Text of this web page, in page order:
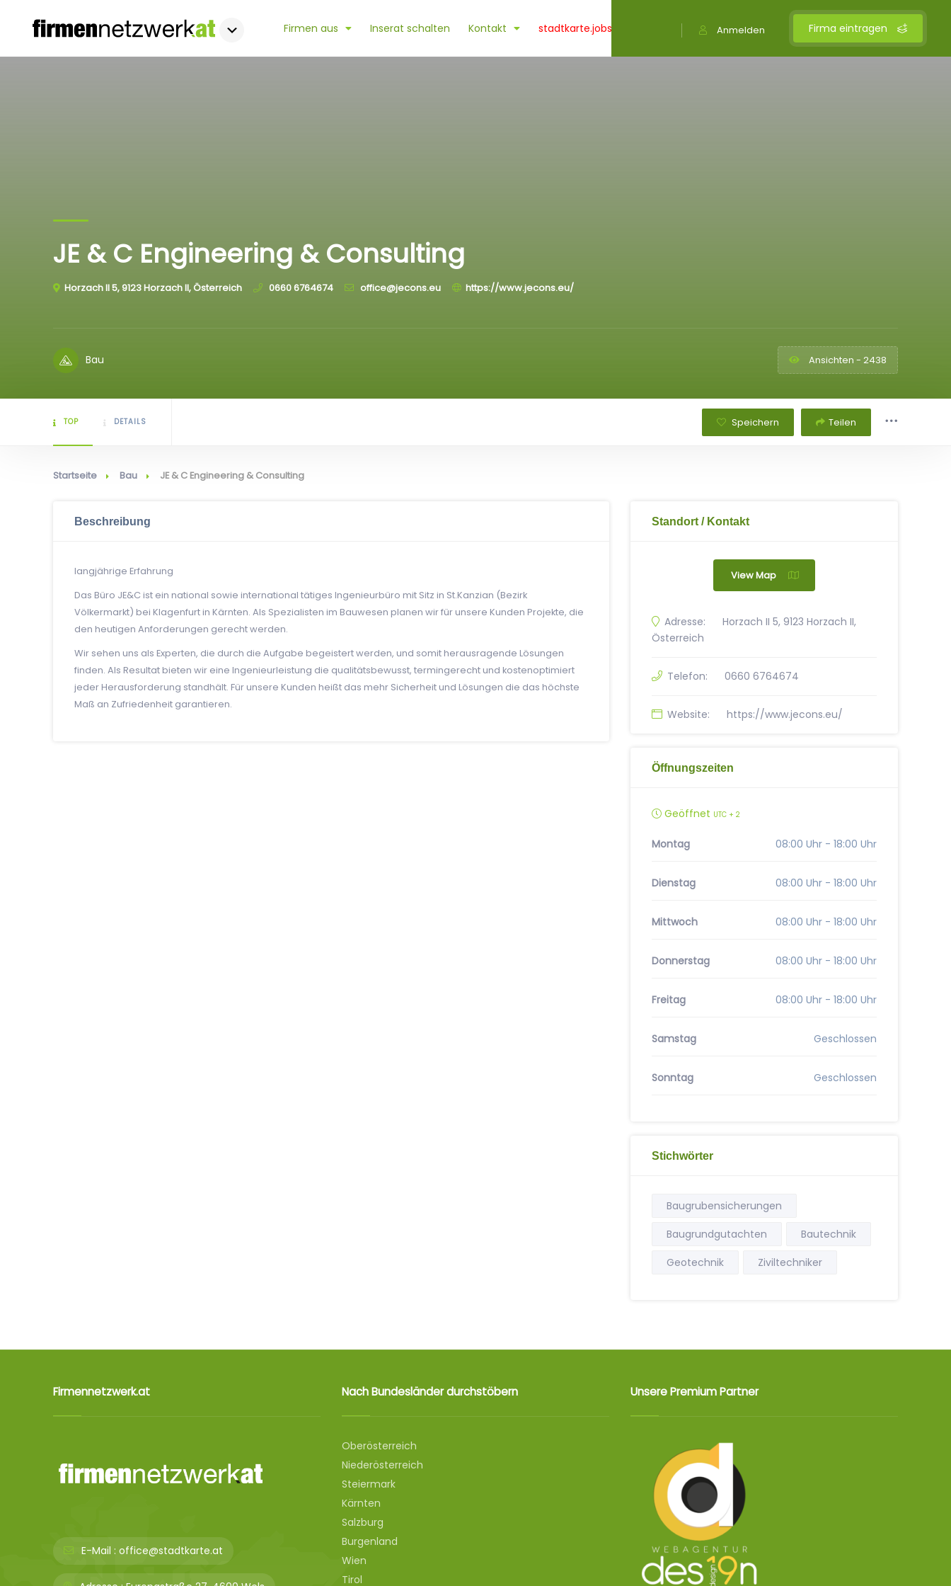
Firma eintragen
Anmelden
Firmen aus Inserat schalten Kontakt stadtkarte.jobs
JE & C Engineering & Consulting
Horzach II 5, 9123 Horzach II, Österreich 0660 6764674 office@jecons.eu https://www.jecons.eu/
Bau Ansichten - 2438
TOP DETAILS Speichern Teilen
Startseite Bau JE & C Engineering & Consulting
Beschreibung
langjährige Erfahrung
Das Büro JE&C ist ein national sowie international tätiges Ingenieurbüro mit Sitz in St.Kanzian (Bezirk
Völkermarkt) bei Klagenfurt in Kärnten. Als Spezialisten im Bauwesen planen wir für unsere Kunden Projekte, die
den heutigen Anforderungen gerecht werden.
Wir sehen uns als Experten, die durch die Aufgabe begeistert werden, und somit herausragende Lösungen
finden. Als Resultat bieten wir eine Ingenieurleistung die qualitätsbewusst, termingerecht und kostenoptimiert
jeder Herausforderung standhält. Für unsere Kunden heißt das mehr Sicherheit und Lösungen die das höchste
Maß an Zufriedenheit garantieren.
Standort / Kontakt
View Map
Adresse:
Horzach II 5, 9123 Horzach II,
Österreich
Telefon: 0660 6764674
Website: https://www.jecons.eu/
Öffnungszeiten
Geöffnet UTC + 2
Montag 08:00 Uhr - 18:00 Uhr
Dienstag 08:00 Uhr - 18:00 Uhr
Mittwoch 08:00 Uhr - 18:00 Uhr
Donnerstag 08:00 Uhr - 18:00 Uhr
Freitag 08:00 Uhr - 18:00 Uhr
Samstag Geschlossen
Sonntag Geschlossen
Stichwörter
Baugrubensicherungen
Baugrundgutachten
Bautechnik
Geotechnik
Ziviltechniker
Firmennetzwerk.at
E-Mail : office@stadtkarte.at
Nach Bundesländer durchstöbern
Oberösterreich
Niederösterreich
Steiermark
Kärnten
Salzburg
Burgenland
Wien
Tirol
Unsere Premium Partner